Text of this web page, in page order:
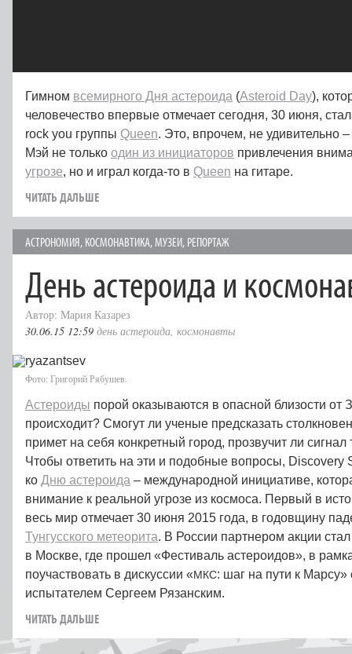
Гимном всемирного Дня астероида (Asteroid Day),
человечество впервые отмечает сегодня, 30 июня,
rock you группы Queen. Это, впрочем, не удивительно
Мэй не только один из инициаторов привлечения
угрозе, но и играл когда-то в Queen на гитаре.
ЧИТАТЬ ДАЛЬШЕ
АСТРОНОМИЯ, КОСМОНАВТИКА,МУЗЕИ, РЕПОРТАЖ
День астероида и
Автор: Мария Казарез
30.06.15 12:59 день астероида, космонавты
Фото: Григорий Рябушев.
Астероиды порой оказываются в опасной близости от
происходит? Смогут ли ученые предсказать
примет на себя конкретный город, прозвучит ли
Чтобы ответить на эти и подобные вопросы, Discovery
ко Дню астероида – международной инициативе,
внимание к реальной угрозе из космоса. Первый в
весь мир отмечает 30 июня 2015 года, в годовщину
Тунгусского метеорита. В России партнером акции
в Москве, где прошел «Фестиваль астероидов», в
поучаствовать в дискуссии «МКС: шаг на пути к Марсу»
испытателем Сергеем Рязанским.
ЧИТАТЬ ДАЛЬШЕ